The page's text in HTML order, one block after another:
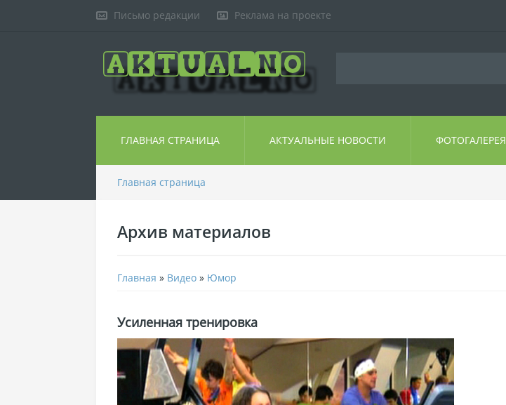
Письмо редакции Реклама на проекте
ГЛАВНАЯ СТРАНИЦА АКТУАЛЬНЫЕ НОВОСТИ ФОТОГАЛЕРЕЯ
Главная страница
Архив материалов
Главная » Видео » Юмор
Усиленная тренировка